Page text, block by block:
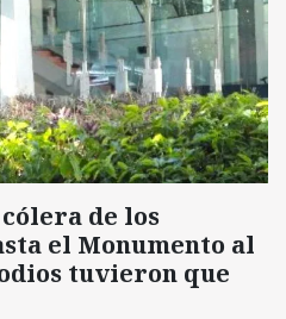
de los
el Monumento al
tuvieron que